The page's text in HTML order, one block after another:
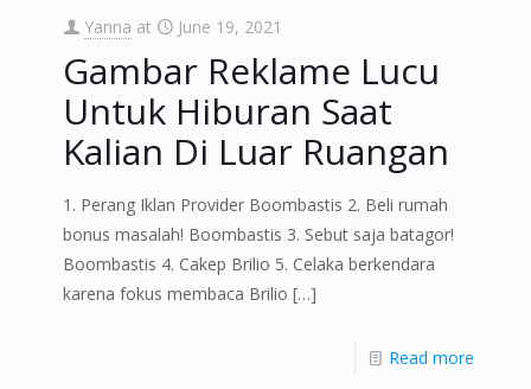
Yanna at June 19, 2021
Gambar Reklame Lucu
Untuk Hiburan Saat
Kalian Di Luar Ruangan
1. Perang Iklan Provider Boombastis 2. Beli rumah
bonus masalah! Boombastis 3. Sebut saja batagor!
Boombastis 4. Cakep Brilio 5. Celaka berkendara
karena fokus membaca Brilio […]
Read more